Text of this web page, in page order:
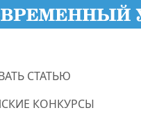
СТАТЬЮ
КОНКУРСЫ